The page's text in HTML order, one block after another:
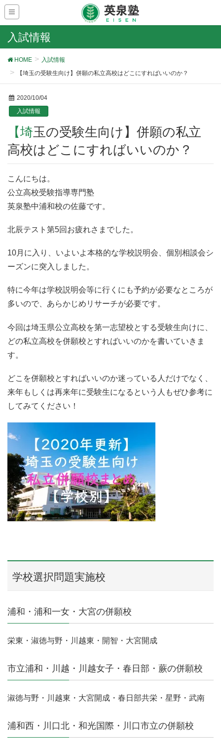
入試情報
HOME
入試情報
【埼玉の受験生向け】併願の私立高校はどこにすればいいのか？
2020/10/04
入試情報
【埼玉の受験生向け】併願の私立
高校はどこにすればいいのか？
こんにちは。
公立高校受験指導専門塾
英泉塾中浦和校の佐藤です。
北辰テスト第5回お疲れさまでした。
10月に入り、いよいよ本格的な学校説明会、個別相談会シ
ーズンに突入しました。
特に今年は学校説明会等に行くにも予約が必要なところが
多いので、あらかじめリサーチが必要です。
今回は埼玉県公立高校を第一志望校とする受験生向けに、
どの私立高校を併願校とすればいいのかを書いていきま
す。
どこを併願校とすればいいのか迷っている人だけでなく、
来年もしくは再来年に受験生になるという人もぜひ参考に
してみてください！
学校選択問題実施校
浦和・浦和一女・大宮の併願校
栄東・淑徳与野・川越東・開智・大宮開成
市立浦和・川越・川越女子・春日部・蕨の併願校
淑徳与野・川越東・大宮開成・春日部共栄・星野・武南
浦和西・川口北・和光国際・川口市立の併願校